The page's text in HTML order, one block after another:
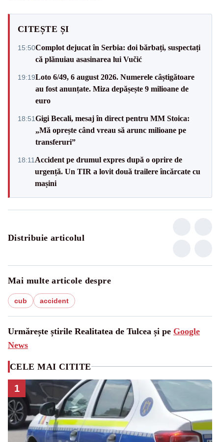
CITEȘTE ȘI
15:50Complot dejucat în Serbia: doi bărbați, suspectați
că plănuiau asasinarea lui Vučić
19:19Loto 6/49, 6 august 2026. Numerele câștigătoare
au fost anunțate. Miza depășește 9 milioane de
euro
18:51Gigi Becali, mesaj în direct pentru MM Stoica:
„Mă oprește când vreau să arunc milioane pe
transferuri”
18:11 Accident pe drumul expres după o oprire de
urgență. Un TIR a lovit două trailere încărcate cu
mașini
Distribuie articolul
Mai multe articole despre
cub accident
Urmărește știrile Realitatea de Tulcea și pe Google
News
CELE MAI CITITE
1